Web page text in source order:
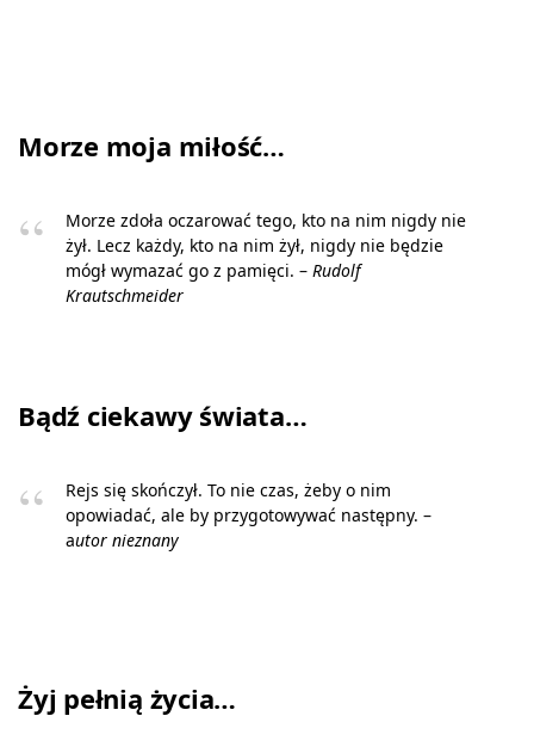
Morze moja miłość…
Morze zdoła oczarować tego, kto na nim nigdy nie
żył. Lecz każdy, kto na nim żył, nigdy nie będzie
mógł wymazać go z pamięci. – Rudolf
Krautschmeider
Bądź ciekawy świata…
Rejs się skończył. To nie czas, żeby o nim
opowiadać, ale by przygotowywać następny. –
autor nieznany
Żyj pełnią życia…